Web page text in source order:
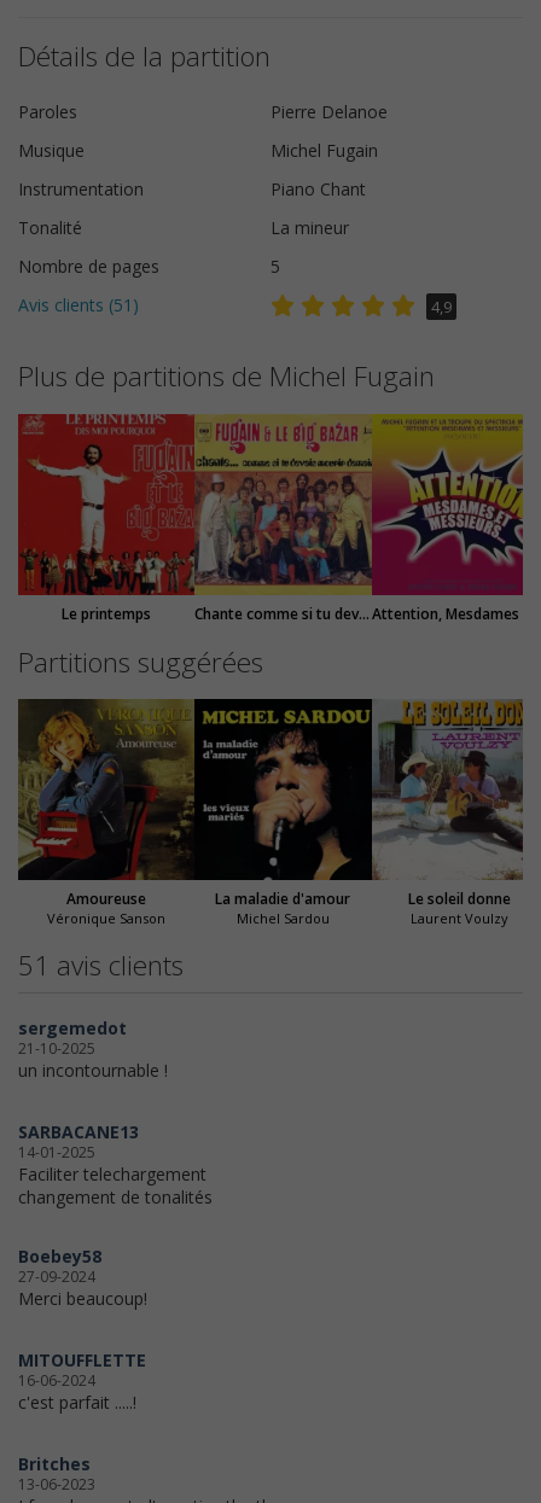
Détails de la partition
Paroles
Pierre Delanoe
Musique
Michel Fugain
Instrumentation
Piano Chant
Tonalité
La mineur
Nombre de pages
5
Avis clients (51 ) 4,9
Plus de partitions de Michel Fugain
Le printemps Chante comme si tu devais mourir demain
Partitions suggérées
Amoureuse
Véronique Sanson
La maladie d'amour
Michel Sardou
Le soleil donne
Laurent Voulzy
51 avis clients
sergemedot
21-10-2025
un incontournable !
SARBACANE13
14-01-2025
Faciliter telechargement
changement de tonalités
Boebey58
27-09-2024
Merci beaucoup!
MITOUFFLETTE
16-06-2024
c'est parfait .....!
Britches
13-06-2023